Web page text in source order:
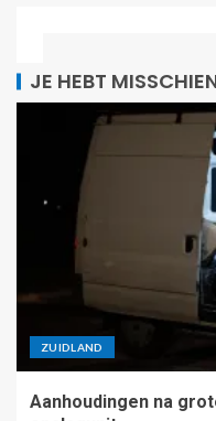
JE HEBT
ZUIDLAND
Aanhoudingen na